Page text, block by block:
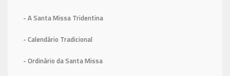
- A Santa Missa Tridentina
- Calendário Tradicional
- Ordinário da Santa Missa